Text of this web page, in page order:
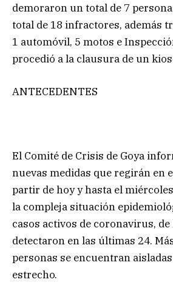
demoraron un total de 7
total de 18 infractores, además
1 automóvil, 5 motos e
procedió a la clausura de un
ANTECEDENTES
El Comité de Crisis de Goya
nuevas medidas que regirán en
partir de hoy y hasta el
la compleja situación
casos activos de coronavirus, de
detectaron en las últimas 24.
personas se encuentran
estrecho.